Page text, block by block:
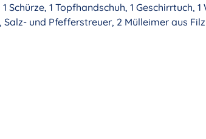
1 Topfhandschuh, 1 Geschirrtuch, 1
Salz- und Pfefferstreuer, 2 Mülleimer aus Filz